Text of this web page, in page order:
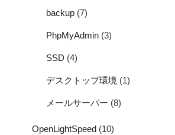
backup (7)
PhpMyAdmin (3)
SSD (4)
デスクトップ環境 (1)
メールサーバー (8)
OpenLightSpeed (10)